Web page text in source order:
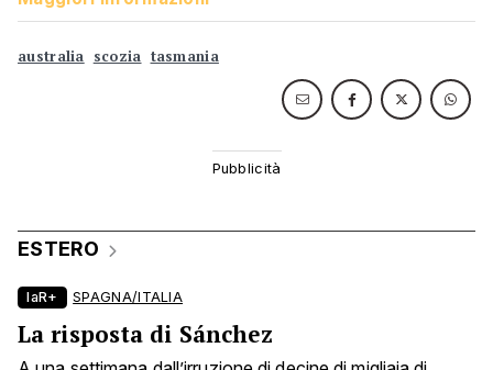
australia scozia tasmania
ESTERO
laR+ SPAGNA/ITALIA
La risposta di Sánchez